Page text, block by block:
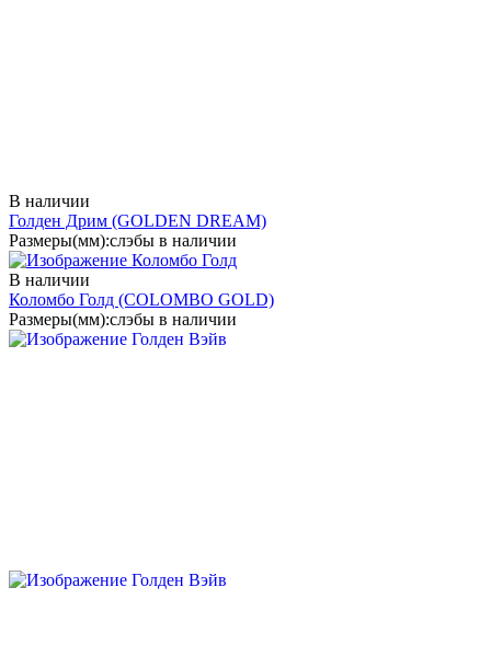
В наличии
Голден Дрим (GOLDEN DREAM)
Размеры(мм):слэбы в наличии
В наличии
Коломбо Голд (COLOMBO GOLD)
Размеры(мм):слэбы в наличии